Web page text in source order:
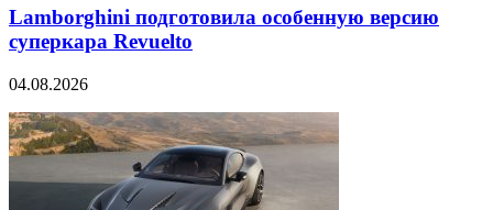
Lamborghini подготовила особенную версию
суперкара Revuelto
04.08.2026